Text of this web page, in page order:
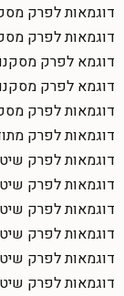
דוגמאות לפרק
דוגמאות לפרק
דוגמא לפרק
דוגמא לפרק
דוגמאות לפרק
דוגמאות לפרק
דוגמאות לפרק
דוגמאות לפרק
דוגמאות לפרק
דוגמאות לפרק
דוגמאות לפרק
דוגמאות לפרק